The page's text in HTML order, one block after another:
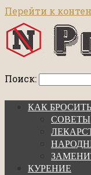
Перейти к
Поиск:
КАК
СОВЕТЫ
КУРЕНИЕ